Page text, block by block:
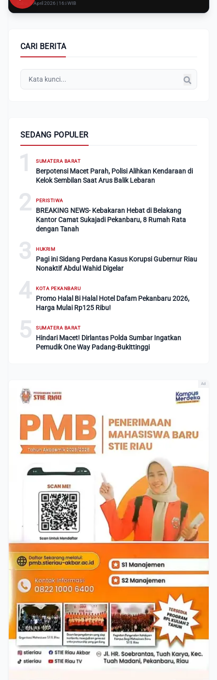
Rabu, 8 April 2026 | 16:i WIB
CARI BERITA
SEDANG POPULER
1 SUMATERA BARAT
Berpotensi Macet Parah, Polisi Alihkan Kendaraan di
Kelok Sembilan Saat Arus Balik Lebaran
2 PERISTIWA
BREAKING NEWS- Kebakaran Hebat di Belakang
Kantor Camat Sukajadi Pekanbaru, 8 Rumah Rata
dengan Tanah
3 HUKRIM
Pagi ini Sidang Perdana Kasus Korupsi Gubernur Riau
Nonaktif Abdul Wahid Digelar
4 KOTA PEKANBARU
Promo Halal Bi Halal Hotel Dafam Pekanbaru 2026,
Harga Mulai Rp125 Ribu!
5 SUMATERA BARAT
Hindari Macet! Dirlantas Polda Sumbar Ingatkan
Pemudik One Way Padang-Bukittinggi
Ad